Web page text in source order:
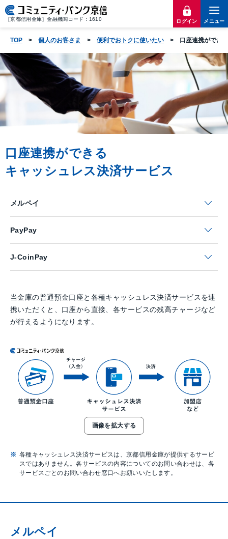
［京都信用金庫］金融機関コード：1610 メニュー
ログイン
TOP 個人のお客さま 便利でおトクに使いたい 口座連携ができ
口座連携ができる
キャッシュレス決済サービス
メルペイ
PayPay
J-CoinPay
当金庫の普通預金口座と各種キャッシュレス決済サービスを連
携いただくと、口座から直接、各サービスの残高チャージなど
が行えるようになります。
画像を拡大する
各種キャッシュレス決済サービスは、京都信用金庫が提供するサービ
スではありません。各サービスの内容についてのお問い合わせは、各
サービスごとのお問い合わせ窓口へお願いいたします。
メルペイ